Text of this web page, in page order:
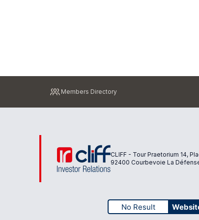
page
Members Directory
CLIFF - Tour Praetorium 14,
92400 Courbevoie La
No Result